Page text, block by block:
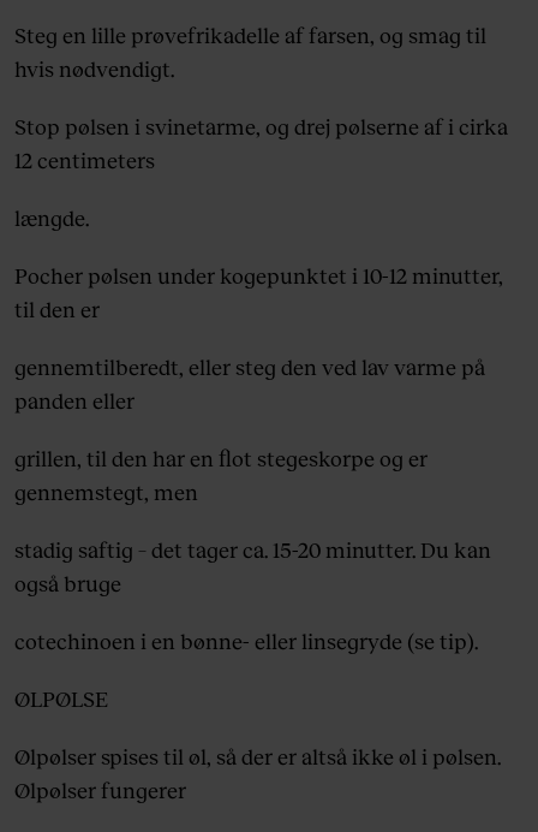
Steg en lille prøvefrikadelle af farsen, og smag til
hvis nødvendigt.
Stop pølsen i svinetarme, og drej pølserne af i cirka
12 centimeters
længde.
Pocher pølsen under kogepunktet i 10-12 minutter,
til den er
gennemtilberedt, eller steg den ved lav varme på
panden eller
grillen, til den har en flot stegeskorpe og er
gennemstegt, men
stadig saftig – det tager ca. 15-20 minutter. Du kan
også bruge
cotechinoen i en bønne- eller linsegryde (se tip).
ØLPØLSE
Ølpølser spises til øl, så der er altså ikke øl i pølsen.
Ølpølser fungerer